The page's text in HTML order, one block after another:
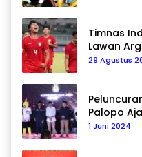
Timnas
Lawan
29 Agustus
Palopo
Pilkada
1 Juni 2024